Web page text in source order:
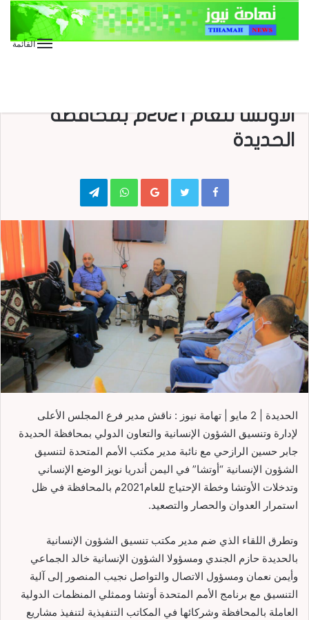
القائمة
الأوتشا للعام 2021م بمحافظة
الحديدة
Google+
WhatsApp
Telegram
الحديدة | 2 مايو | تهامة نيوز : ناقش مدير فرع المجلس الأعلى
لإدارة وتنسيق الشؤون الإنسانية والتعاون الدولي بمحافظة الحديدة
جابر حسين الرازحي مع نائبة مدير مكتب الأمم المتحدة لتنسيق
الشؤون الإنسانية “أوتشا” في اليمن أندريا نويز الوضع الإنساني
وتدخلات الأوتشا وخطة الإحتياج للعام2021م بالمحافظة في ظل
استمرار العدوان والحصار والتصعيد.
وتطرق اللقاء الذي ضم مدير مكتب تنسيق الشؤون الإنسانية
بالحديدة حازم الجندي ومسؤولا الشؤون الإنسانية خالد الجماعي
وأيمن نعمان ومسؤول الاتصال والتواصل نجيب المنصور إلى آلية
التنسيق مع برنامج الأمم المتحدة أوتشا وممثلي المنظمات الدولية
العاملة بالمحافظة وشركائها في المكاتب التنفيذية لتنفيذ مشاريع